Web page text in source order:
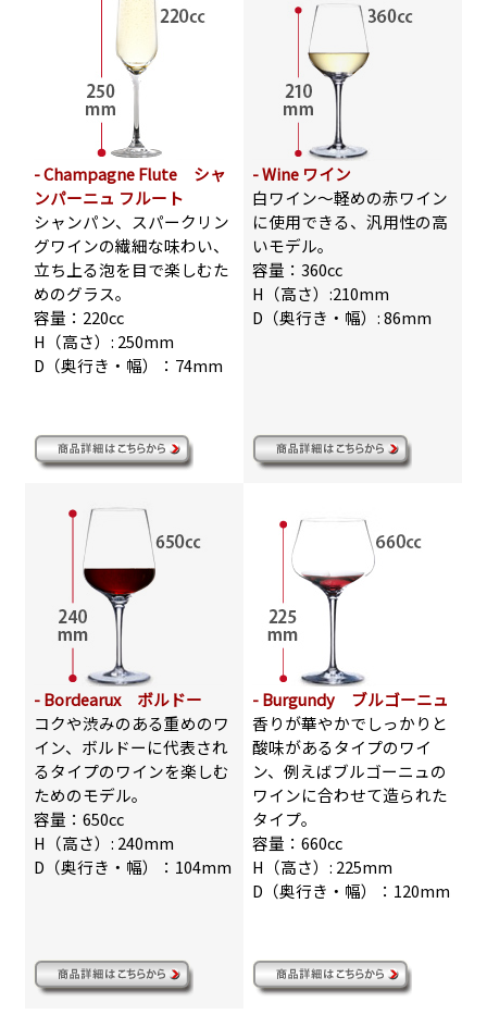
- Champagne Flute シャ
ンパーニュ フルート
シャンパン、スパークリン
グワインの繊細な味わい、
立ち上る泡を目で楽しむた
めのグラス。
容量：220cc
H（高さ）: 250mm
D（奥行き・幅）：74mm
- Wine ワイン
白ワイン～軽めの赤ワイン
に使用できる、汎用性の高
いモデル。
容量：360cc
H（高さ）:210mm
D（奥行き・幅）: 86mm
- Bordearux ボルドー
コクや渋みのある重めのワ
イン、ボルドーに代表され
るタイプのワインを楽しむ
ためのモデル。
容量：650cc
H（高さ）: 240mm
D（奥行き・幅）：104mm
- Burgundy ブルゴーニュ
香りが華やかでしっかりと
酸味があるタイプのワイ
ン、例えばブルゴーニュの
ワインに合わせて造られた
タイプ。
容量：660cc
H（高さ）: 225mm
D（奥行き・幅）：120mm